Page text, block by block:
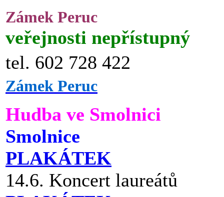
Zámek Peruc
veřejnosti nepřístupný
tel. 602 728 422
Zámek Peruc
Hudba ve Smolnici
Smolnice
PLAKÁTEK
14.6. Koncert laureátů